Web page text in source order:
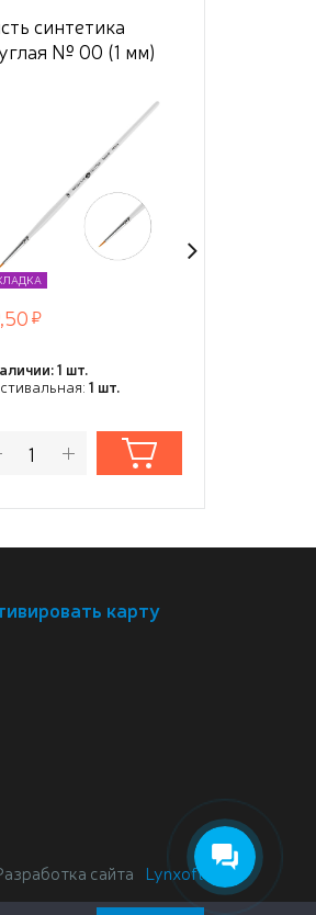
синтетика
№ 00 (1 мм)
1 шт.
1 шт.
карту
сайта Lynxoft